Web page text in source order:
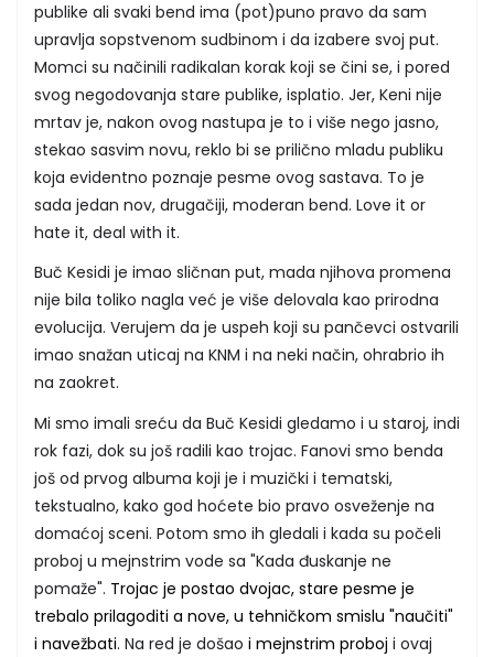
publike ali svaki bend ima (pot)puno pravo da sam
upravlja sopstvenom sudbinom i da izabere svoj put.
Momci su načinili radikalan korak koji se čini se, i pored
svog negodovanja stare publike, isplatio. Jer, Keni nije
mrtav je, nakon ovog nastupa je to i više nego jasno,
stekao sasvim novu, reklo bi se prilično mladu publiku
koja evidentno poznaje pesme ovog sastava. To je
sada jedan nov, drugačiji, moderan bend. Love it or
hate it, deal with it.
Buč Kesidi je imao sličnan put, mada njihova promena
nije bila toliko nagla već je više delovala kao prirodna
evolucija. Verujem da je uspeh koji su pančevci ostvarili
imao snažan uticaj na KNM i na neki način, ohrabrio ih
na zaokret.
Mi smo imali sreću da Buč Kesidi gledamo i u staroj, indi
rok fazi, dok su još radili kao trojac. Fanovi smo benda
još od prvog albuma koji je i muzički i tematski,
tekstualno, kako god hoćete bio pravo osveženje na
domaćoj sceni. Potom smo ih gledali i kada su počeli
proboj u mejnstrim vode sa "Kada đuskanje ne
pomaže". Trojac je postao dvojac, stare pesme je
trebalo prilagoditi a nove, u tehničkom smislu "naučiti"
i navežbati. Na red je došao i mejnstrim proboj i ovaj